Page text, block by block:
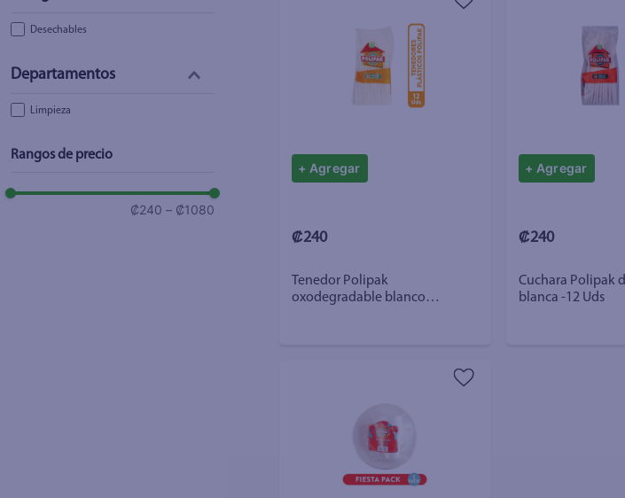
Desechables
Limpieza
Rangos de precio
₡240 – ₡1080
+ Agregar
₡240
Tenedor Polipak
oxodegradable blanco
+ Agregar
₡240
Cuchara Polipak desechable
blanca -12 Uds